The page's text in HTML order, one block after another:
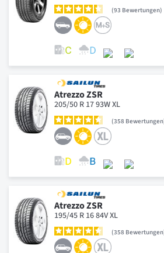
93 Bewertungen
Atrezzo ZSR
205/50 R 17 93W XL
358 Bewertungen
Atrezzo ZSR
195/45 R 16 84V XL
358 Bewertungen